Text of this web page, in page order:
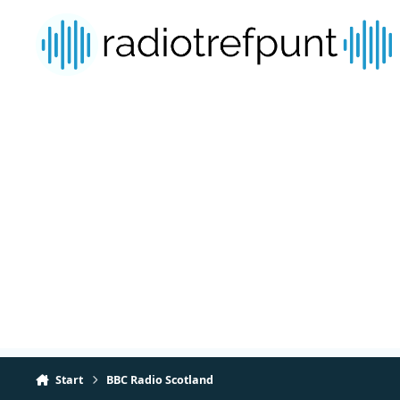
Start BBC Radio Scotland